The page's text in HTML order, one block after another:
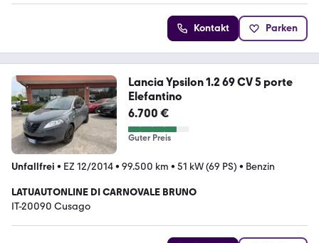
Kontakt Parken
Lancia Ypsilon 1.2 69 CV 5 porte
Elefantino
6.700 €
Guter Preis
Unfallfrei • EZ 12/2014• 99.500 km • 51 kW (69 PS) • Benzin
LATUAUTONLINE DI CARNOVALE BRUNO
IT-20090 Cusago